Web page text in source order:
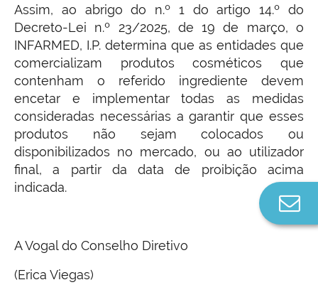
Assim, ao abrigo do n.º 1 do artigo 14.º do
Decreto-Lei n.º 23/2025, de 19 de março, o
INFARMED, I.P. determina que as entidades que
comercializam produtos cosméticos que
contenham o referido ingrediente devem
encetar e implementar todas as medidas
consideradas necessárias a garantir que esses
produtos não sejam colocados ou
disponibilizados no mercado, ou ao utilizador
final, a partir da data de proibição acima
indicada.
A Vogal do Conselho Diretivo
(Erica Viegas)